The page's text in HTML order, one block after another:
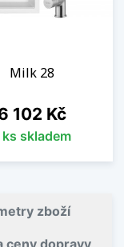
Milk 28
102 Kč
ks skladem
zboží
ceny dopravy